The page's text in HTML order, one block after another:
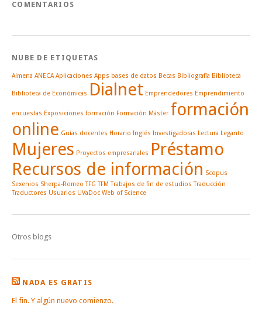
COMENTARIOS
NUBE DE ETIQUETAS
Almena ANECA Aplicaciones Apps bases de datos Becas Bibliografía Biblioteca
Biblioteca de Económicas Dialnet Emprendedores Emprendimiento
encuestas Exposiciones formación Formación Máster formación
online Guías docentes Horario Inglés Investigadoras Lectura Leganto
Mujeres Proyectos empresariales Préstamo
Recursos de información Scopus
Sexenios Sherpa-Romeo TFG TFM Trabajos de fin de estudios Traducción
Traductores Usuarios UVaDoc Web of Science
Otros blogs
NADA ES GRATIS
El fin. Y algún nuevo comienzo.